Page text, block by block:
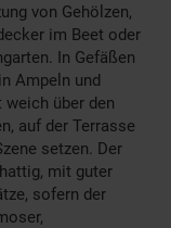
von Gehölzen,
im Beet oder
In Gefäßen
Ampeln und
weich über den
auf der Terrasse
setzen. Der
mit guter
sofern der